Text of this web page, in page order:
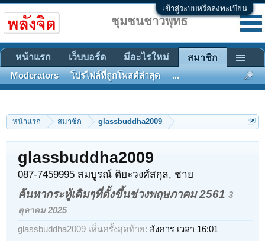
เข้าสู่ระบบหรือลงทะเบียน
หน้าแรก สมาชิก glassbuddha2009
glassbuddha2009
087-7459995 สมบูรณ์ ติยะวงศ์สกุล, ชาย
ค้นหากระทู้เดิมๆที่ตั้งขึ้นช่วงพฤษภาคม 2561 3
ตุลาคม 2025
glassbuddha2009 เห็นครั้งสุดท้าย: อังคาร เวลา 16:01
ชุมชนชาวพุทธ
หน้าแรก เว็บบอร์ด มีอะไรใหม่ สมาชิก
Moderators โปรไฟล์ที่ถูกโพสต์ล่าสุด ...